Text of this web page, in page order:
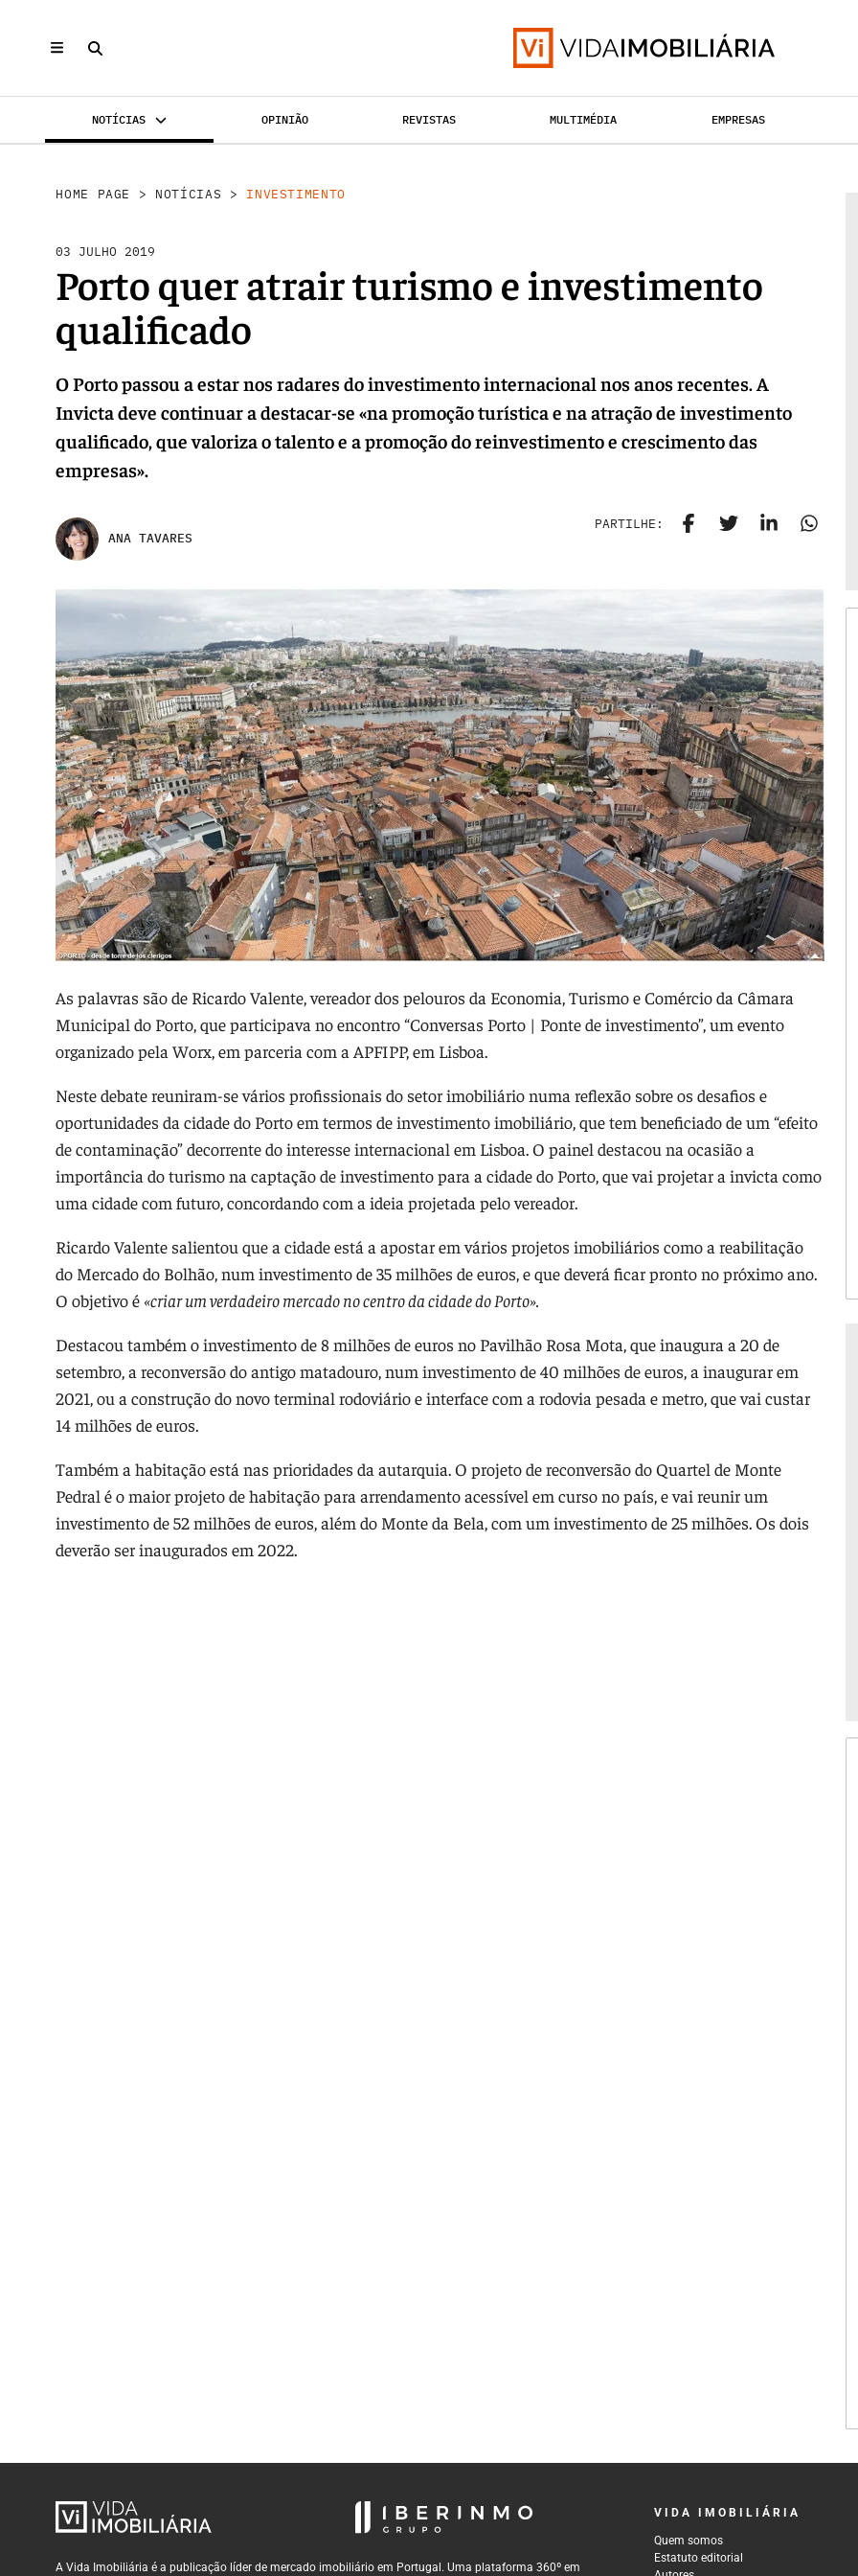
NOTÍCIAS OPINIÃO REVISTAS MULTIMÉDIA EMPRESAS
HOME PAGE > NOTÍCIAS > INVESTIMENTO
03 JULHO 2019
Porto quer atrair turismo e investimento
qualificado
O Porto passou a estar nos radares do investimento internacional nos anos recentes. A
Invicta deve continuar a destacar-se «na promoção turística e na atração de investimento
qualificado, que valoriza o talento e a promoção do reinvestimento e crescimento das
empresas».
ANA TAVARES
PARTILHE:
As palavras são de Ricardo Valente, vereador dos pelouros da Economia, Turismo e Comércio da Câmara
Municipal do Porto, que participava no encontro “Conversas Porto | Ponte de investimento”, um evento
organizado pela Worx, em parceria com a APFIPP, em Lisboa.
Neste debate reuniram-se vários profissionais do setor imobiliário numa reflexão sobre os desafios e
oportunidades da cidade do Porto em termos de investimento imobiliário, que tem beneficiado de um “efeito
de contaminação” decorrente do interesse internacional em Lisboa. O painel destacou na ocasião a
importância do turismo na captação de investimento para a cidade do Porto, que vai projetar a invicta como
uma cidade com futuro, concordando com a ideia projetada pelo vereador.
Ricardo Valente salientou que a cidade está a apostar em vários projetos imobiliários como a reabilitação
do Mercado do Bolhão, num investimento de 35 milhões de euros, e que deverá ficar pronto no próximo ano.
O objetivo é «criar um verdadeiro mercado no centro da cidade do Porto».
Destacou também o investimento de 8 milhões de euros no Pavilhão Rosa Mota, que inaugura a 20 de
setembro, a reconversão do antigo matadouro, num investimento de 40 milhões de euros, a inaugurar em
2021, ou a construção do novo terminal rodoviário e interface com a rodovia pesada e metro, que vai custar
14 milhões de euros.
Também a habitação está nas prioridades da autarquia. O projeto de reconversão do Quartel de Monte
Pedral é o maior projeto de habitação para arrendamento acessível em curso no país, e vai reunir um
investimento de 52 milhões de euros, além do Monte da Bela, com um investimento de 25 milhões. Os dois
deverão ser inaugurados em 2022.
A Vida Imobiliária é a publicação líder de mercado imobiliário em Portugal. Uma plataforma 360º em
VIDA IMOBILIÁRIA
Quem somos
Estatuto editorial